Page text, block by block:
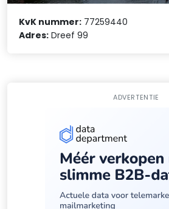
KvK nummer: 77259440
Adres: Dreef 99
ADVERTENTIE